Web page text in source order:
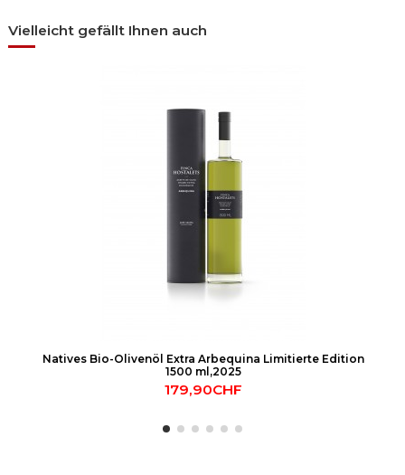
Vielleicht gefällt Ihnen auch
Natives Bio-Olivenöl Extra Arbequina Limitierte Edition
1500 ml,2025
179,90CHF